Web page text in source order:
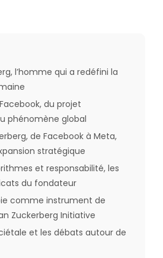
l’homme qui a redéfini la
du projet
phénomène global
de Facebook à Meta,
stratégique
et responsabilité, les
du fondateur
comme instrument de
Zuckerberg Initiative
et les débats autour de